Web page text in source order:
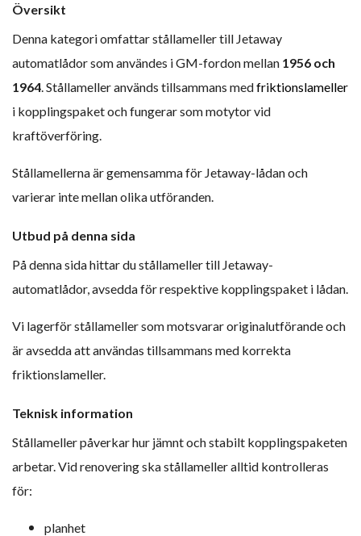
Översikt
Denna kategori omfattar stållameller till Jetaway
automatlådor som användes i GM-fordon mellan 1956 och
1964. Stållameller används tillsammans medfriktionslameller
i kopplingspaket och fungerar som motytor vid
kraftöverföring.
Stållamellerna är gemensamma för Jetaway-lådan och
varierar inte mellan olika utföranden.
Utbud på denna sida
På denna sida hittar du stållameller till Jetaway-
automatlådor, avsedda för respektive kopplingspaket i lådan.
Vi lagerför stållameller som motsvarar originalutförande och
är avsedda att användas tillsammans med korrekta
friktionslameller.
Teknisk information
Stållameller påverkar hur jämnt och stabilt kopplingspaketen
arbetar. Vid renovering ska stållameller alltid kontrolleras
för:
planhet